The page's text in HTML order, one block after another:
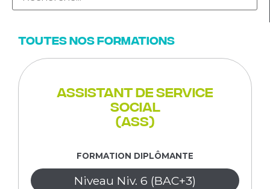
Toutes nos formations
Assistant de service
social
(ASS)
FORMATION DIPLÔMANTE
Niveau Niv. 6 (BAC+3)